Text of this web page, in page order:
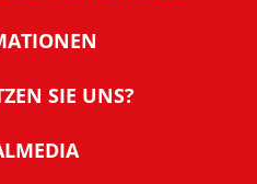
NachDenkSeiten
SIE UNS?